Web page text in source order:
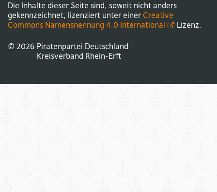
Die Inhalte dieser Seite sind, soweit nicht anders
gekennzeichnet, lizenziert unter einer Creative
Commons Namensnennung 4.0 International Lizenz.
© 2026 Piratenpartei Deutschland
Kreisverband Rhein-Erft